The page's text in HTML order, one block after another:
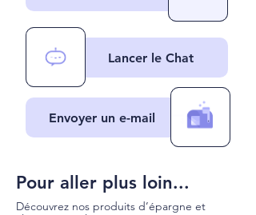
Lancer le Chat
Envoyer un e-mail
Pour aller plus loin...
Découvrez nos produits d’épargne et